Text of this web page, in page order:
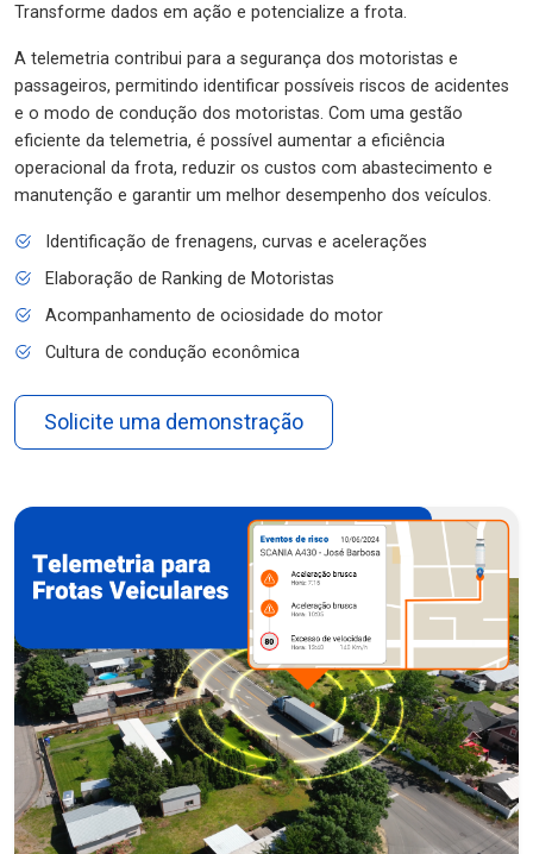
Transforme dados em ação e potencialize a frota.
A telemetria contribui para a segurança dos motoristas e
passageiros, permitindo identificar possíveis riscos de acidentes
e o modo de condução dos motoristas. Com uma gestão
eficiente da telemetria, é possível aumentar a eficiência
operacional da frota, reduzir os custos com abastecimento e
manutenção e garantir um melhor desempenho dos veículos.
Identificação de frenagens, curvas e acelerações
Elaboração de Ranking de Motoristas
Acompanhamento de ociosidade do motor
Cultura de condução econômica
Solicite uma demonstração